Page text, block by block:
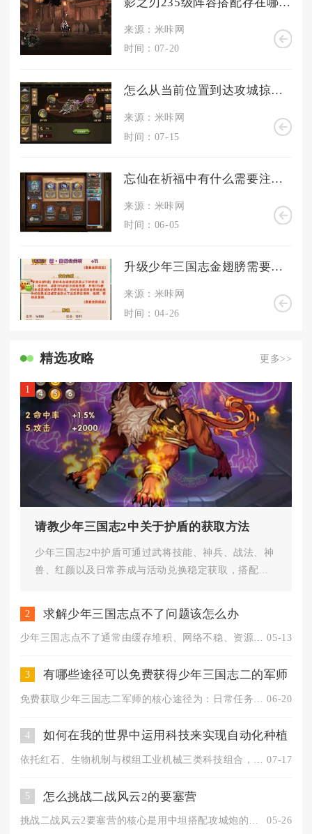
来源：米咔网
时间：07-20
怎么从当前位置到达攻城掠地陈宫
来源：米咔网
时间：07-15
忘仙在祈福中有什么需要注意的事项
来源：米咔网
时间：06-05
升级少年三国志金翅膀需要投入多少时间
来源：米咔网
时间：04-26
精选攻略 更多>>
1
请教少年三国志2中关于护盾的获取方法
少年三国志2中护盾可通过武将技能、神兵、战法、神
兽、红颜以及日常养成与活动兑换稳定获取，搭配养
2 求解少年三国志点不了问题该怎么办
少年三国志点不了通常由缓存堆积、网络不稳、资源异常或设备性能... 05-13
3 有哪些途径可以免费获得少年三国志二的军师
06-20
4 如何在我的世界中运用科技来实现自动化种植
07-17
5 怎么挑战二战风云2的要塞营
挑战二战风云2要塞营的核心是用中坦搭配攻城炮的主力组合，配合... 05-26